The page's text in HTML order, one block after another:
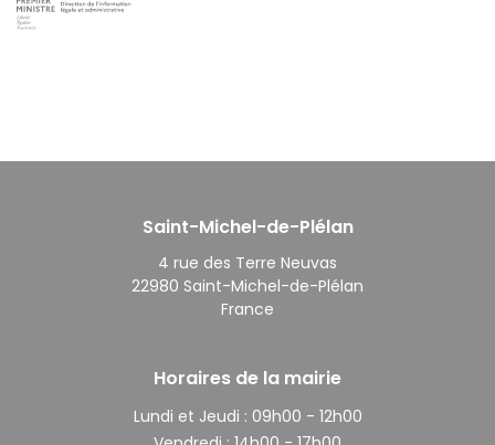
Saint-Michel-de-Plélan
4 rue des Terre Neuvas
22980 Saint-Michel-de-Plélan
France
Horaires de la mairie
Lundi et Jeudi : 09h00 - 12h00